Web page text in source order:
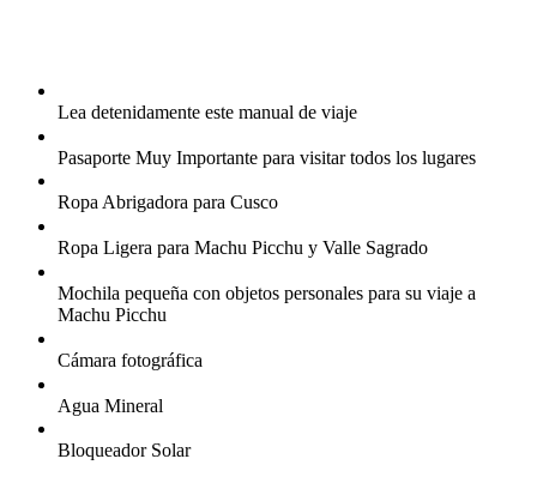
Lea detenidamente este manual de viaje
Pasaporte Muy Importante para visitar todos los lugares
Ropa Abrigadora para Cusco
Ropa Ligera para Machu Picchu y Valle Sagrado
Mochila pequeña con objetos personales para su viaje a
Machu Picchu
Cámara fotográfica
Agua Mineral
Bloqueador Solar